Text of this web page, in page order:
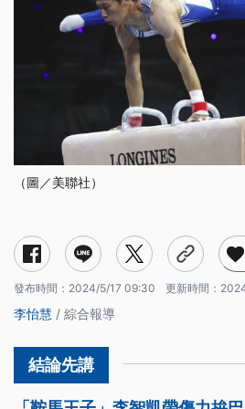
（圖／美聯社）
發布時間： 2024/5/17 09:30 更新時間：
李怡慧 / 綜合報導